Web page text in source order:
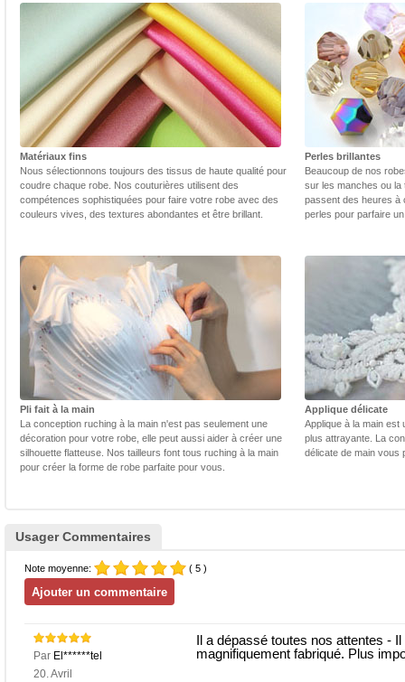
Matériaux fins
Nous sélectionnons toujours des tissus de haute qualité pour
coudre chaque robe. Nos couturières utilisent des
compétences sophistiquées pour faire votre robe avec des
couleurs vives, des textures abondantes et être brillant.
Perles brillantes
Beaucoup de nos
sur les manches ou la
passent des heures à
perles pour parfaire
Pli fait à la main
La conception ruching à la main n'est pas seulement une
décoration pour votre robe, elle peut aussi aider à créer une
silhouette flatteuse. Nos tailleurs font tous ruching à la main
pour créer la forme de robe parfaite pour vous.
Applique délicate
Applique à la main est
plus attrayante. La
délicate de main vous
Usager Commentaires
Note moyenne: ( 5 )
Par El******tel
20. Avril
Il a dépassé toutes nos attentes -
magnifiquement fabriqué. Plus